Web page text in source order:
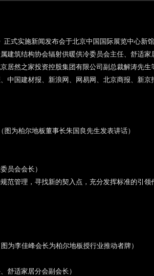
式实施新闻发布会于北京中国国际展览中心新
建筑结构协会辐射供暖供冷委员会主任、舒适
居然之家投资控股集团有限公司副总裁解涛先
中国建材报、新浪网、网易网、北京商报、新
（图为柏尔地板董事长朱国良先生发表讲话）
员会会长）
管理，寻找新的契入点，充分发挥标准的引领
图为李佳峰会长为柏尔地板授行业推动者牌）
舒适家居分会副会长）